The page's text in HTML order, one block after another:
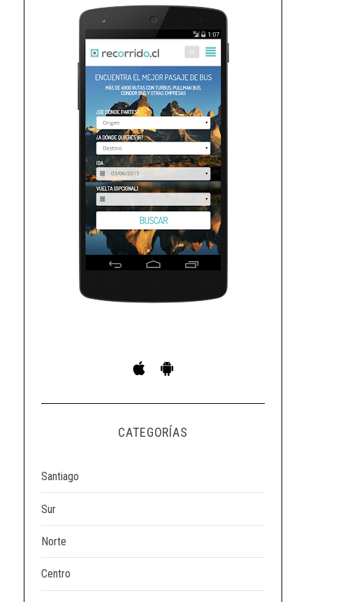
CATEGORÍAS
Santiago
Sur
Norte
Centro